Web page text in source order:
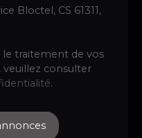
Bloctel, CS 61311,
le traitement de vos
consulter
.